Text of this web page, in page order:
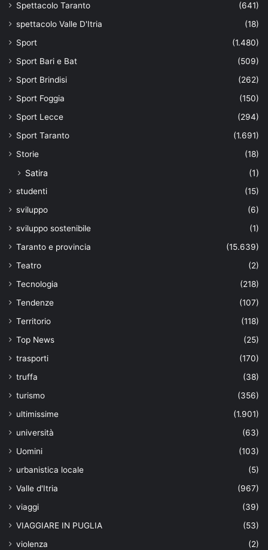
Spettacolo Taranto
(641)
spettacolo Valle D'Itria
(18)
Sport
(1.480)
Sport Bari e Bat
(509)
Sport Brindisi
(262)
Sport Foggia
(150)
Sport Lecce
(294)
Sport Taranto
(1.691)
Storie
(18)
Satira (1)
studenti
(15)
sviluppo
(6)
sviluppo sostenibile
(1)
Taranto e provincia
(15.639)
Teatro
(2)
Tecnologia
(218)
Tendenze
(107)
Territorio
(118)
Top News
(25)
trasporti
(170)
truffa
(38)
turismo
(356)
ultimissime
(1.901)
università
(63)
Uomini
(103)
urbanistica locale
(5)
Valle d'Itria
(967)
viaggi
(39)
VIAGGIARE IN PUGLIA
(53)
violenza
(2)